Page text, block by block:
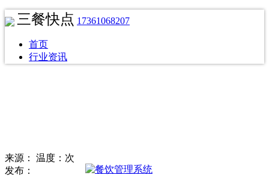
三餐快点 17361068207
首页
行业资讯
来源： 温度：次
发布：